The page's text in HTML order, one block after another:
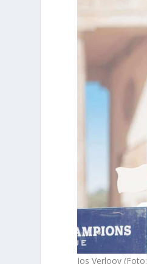
Jos Verlooy